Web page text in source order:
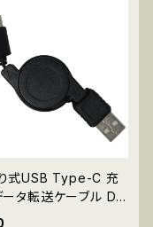
式USB Type-C 充
ータ転送ケーブル DA